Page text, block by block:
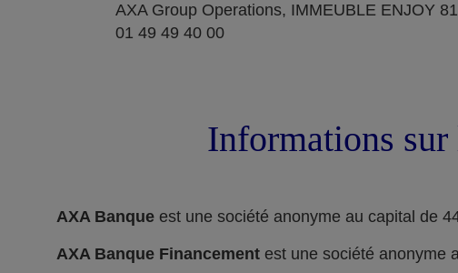
AXA Group Operations, IMMEUBLE ENJOY
01 49 49 40 00
Informations sur
AXA Banque est une société anonyme au capital de
AXA Banque Financement est une société anonyme